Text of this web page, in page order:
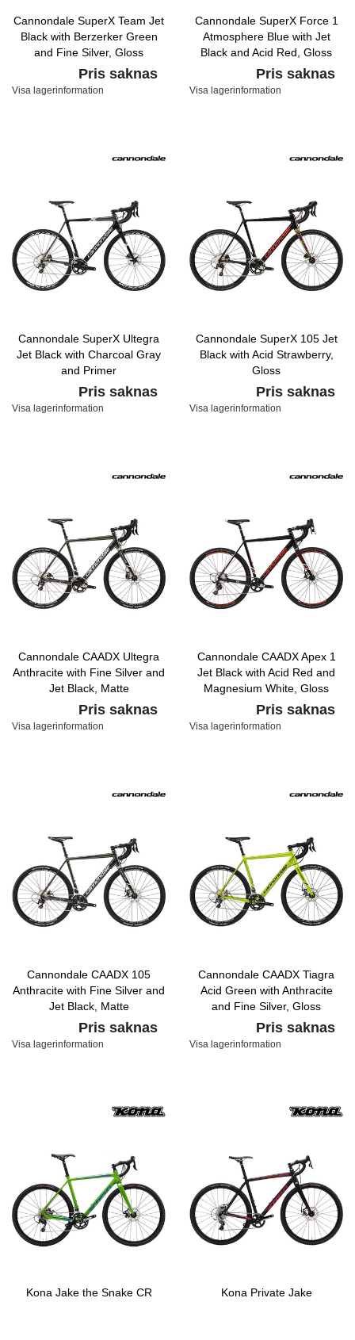
Cannondale SuperX Team Jet
Black with Berzerker Green
and Fine Silver, Gloss
Pris saknas
Visa lagerinformation
Cannondale SuperX Force 1
Atmosphere Blue with Jet
Black and Acid Red, Gloss
Pris saknas
Visa lagerinformation
Cannondale SuperX Ultegra
Jet Black with Charcoal Gray
and Primer
Pris saknas
Visa lagerinformation
Cannondale SuperX 105 Jet
Black with Acid Strawberry,
Gloss
Pris saknas
Visa lagerinformation
Cannondale CAADX Ultegra
Anthracite with Fine Silver and
Jet Black, Matte
Pris saknas
Visa lagerinformation
Cannondale CAADX Apex 1
Jet Black with Acid Red and
Magnesium White, Gloss
Pris saknas
Visa lagerinformation
Cannondale CAADX 105
Anthracite with Fine Silver and
Jet Black, Matte
Pris saknas
Visa lagerinformation
Cannondale CAADX Tiagra
Acid Green with Anthracite
and Fine Silver, Gloss
Pris saknas
Visa lagerinformation
Kona Jake the Snake CR Kona Private Jake